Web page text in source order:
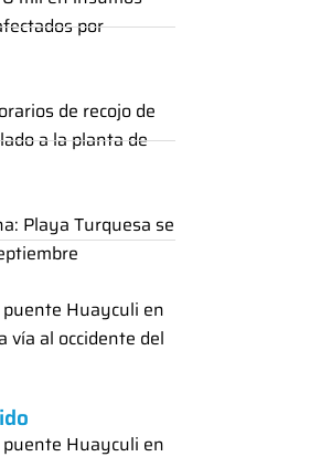
por
de recojo de
a la planta de
Playa Turquesa se
puente Huayculi en
vía al occidente del
puente Huayculi en